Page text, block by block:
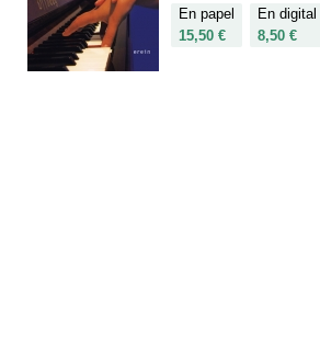
En papel
15,50 €
En digital
8,50 €